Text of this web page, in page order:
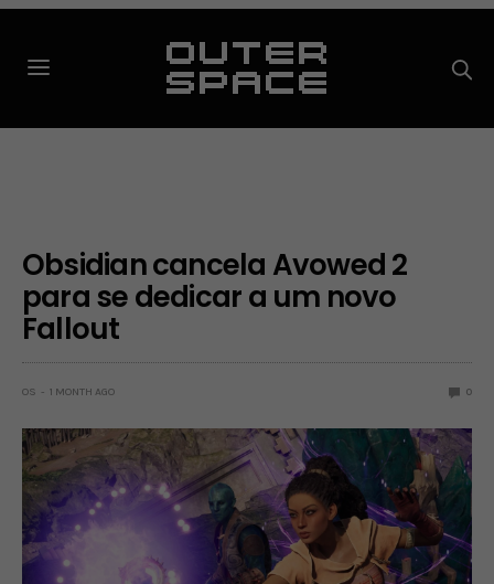
Obsidian cancela Avowed 2
para se dedicar a um novo
Fallout
OS 1 MONTH AGO 0